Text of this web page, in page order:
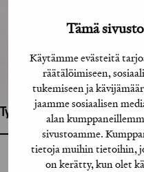
Tämä
Käytämme evästeitä
räätälöimiseen,
tukemiseen ja
jaamme sosiaalisen
alan
sivustoamme.
tietoja muihin tietoihin,
on kerätty, kun olet
Työhön osallistuneet